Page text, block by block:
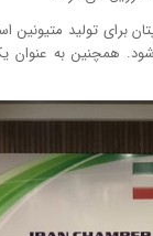
برای تولید متیونین
همچنین به عنوان